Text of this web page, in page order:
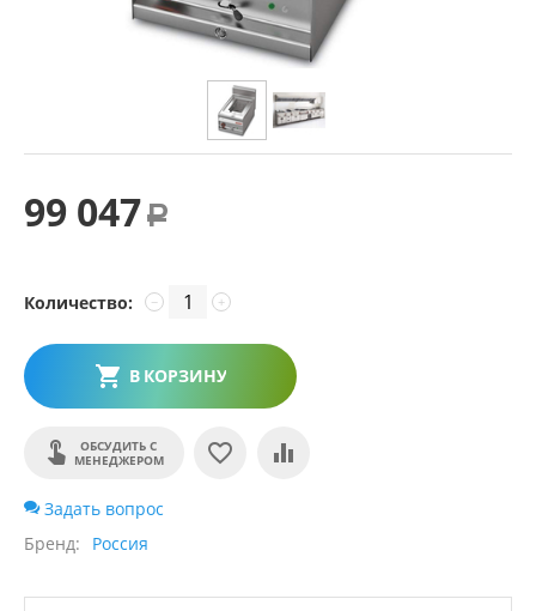
99 047 Р
Количество: +
−
В КОРЗИНУ
ОБСУДИТЬ С
МЕНЕДЖЕРОМ
Задать вопрос
Бренд
Россия